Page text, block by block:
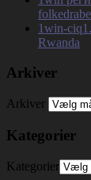
1win-
Rwanda
Arkiver
Arkiver
Kategorier
Kategorier